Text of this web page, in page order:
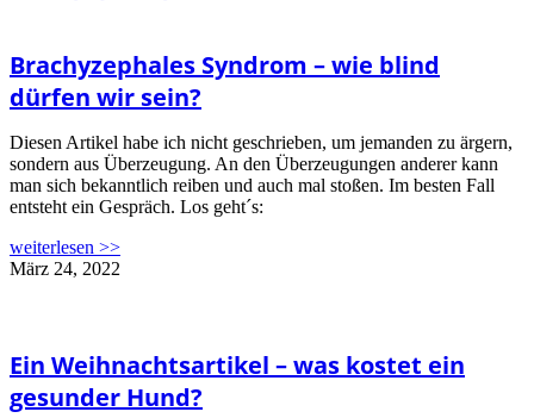
Brachyzephales Syndrom – wie blind
dürfen wir sein?
Diesen Artikel habe ich nicht geschrieben, um jemanden zu ärgern,
sondern aus Überzeugung. An den Überzeugungen anderer kann
man sich bekanntlich reiben und auch mal stoßen. Im besten Fall
entsteht ein Gespräch. Los geht´s:
weiterlesen >>
März 24, 2022
Ein Weihnachtsartikel – was kostet ein
gesunder Hund?